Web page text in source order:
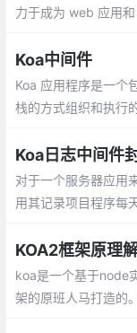
力于成为 web 应用
数，并有力地增强错
Koa中间件
Koa 应用程序是一个
栈的方式组织和执行
行后，堆栈将展开并
Koa日志中间件
对于一个服务器应用
用其记录项目程序每
问题场景
KOA2框架原理
koa是一个基于node
架，它是由express